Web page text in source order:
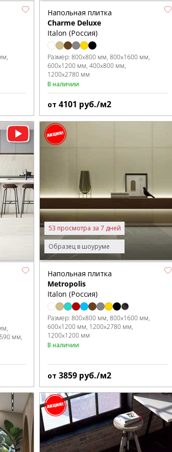
Напольная плитка
Charme Deluxe
Italon (Россия)
Размер:800x800 мм 800x1600 мм
600x1200 мм 400x800 мм
1200x2780 мм
В наличии
от4101 руб./м2
мм
Образец в шоуруме
53 просмотра за 7 дней
Напольная плитка
Metropolis
Italon (Россия)
Размер:800x800 мм 800x1600 мм
600x1200 мм 1200x2780 мм
1200x1200 мм
В наличии
от3859 руб./м2